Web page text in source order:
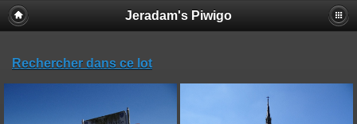
Jeradam's Piwigo
Rechercher dans ce lot